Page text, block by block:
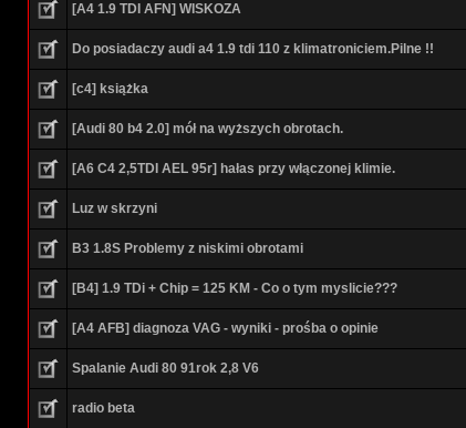
[A4 1.9 TDI AFN] WISKOZA
Do posiadaczy audi a4 1.9 tdi 110 z klimatroniciem.Pilne !!
[c4] książka
[Audi 80 b4 2.0] mół na wyższych obrotach.
[A6 C4 2,5TDI AEL 95r] hałas przy włączonej klimie.
Luz w skrzyni
B3 1.8S Problemy z niskimi obrotami
[B4] 1.9 TDi + Chip = 125 KM - Co o tym myslicie???
[A4 AFB] diagnoza VAG - wyniki - prośba o opinie
Spalanie Audi 80 91rok 2,8 V6
radio beta